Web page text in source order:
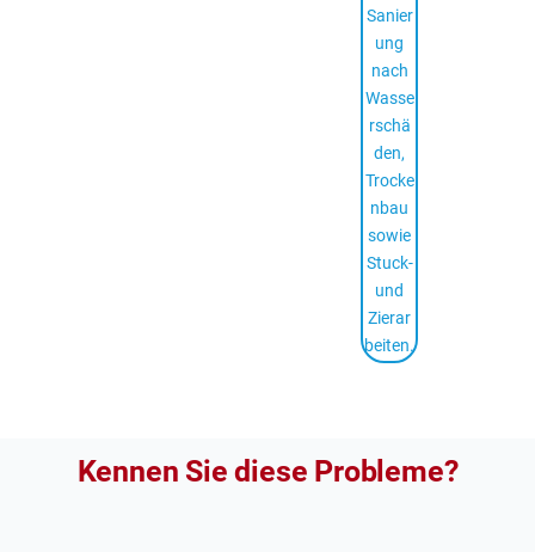
Sanier
ung
nach
Wasse
rschä
den,
Trocke
nbau
sowie
Stuck-
und
Zierar
beiten.
Kennen Sie diese Probleme?